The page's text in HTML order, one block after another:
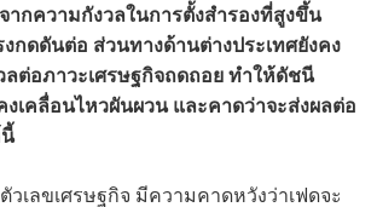
ากความกังวลในการตั้งสำรองที่สูงขึ้น
กดดันต่อ ส่วนทางด้านต่างประเทศยังคง
ต่อภาวะเศรษฐกิจถดถอย ทำให้ดัชนี
เคลื่อนไหวผันผวน และคาดว่าจะส่งผลต่อ
วเลขเศรษฐกิจ มีความคาดหวังว่าเฟดจะ